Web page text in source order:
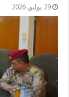
29 يوليو, 2026